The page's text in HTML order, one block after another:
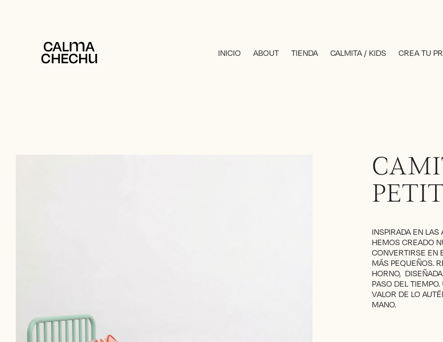
INICIO ABOUT TIENDA CALMITA / KIDS CREA TU
INSPIRADA EN
HEMOS CREADO
CONVERTIRSE EN
MÁS PEQUEÑOS.
HORNO,
PASO DEL
VALOR DE LO
MANO.